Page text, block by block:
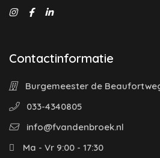
Contactinformatie
Burgemeester de
033-4340805
info@fvandenbroek.nl
Ma - Vr 9:00 - 17:30